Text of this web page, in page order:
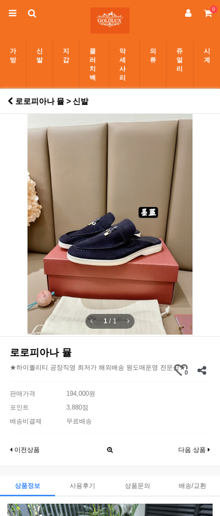
0
가
방
신
발
지
갑
클
러
치
백
악
세
사
리
의
류
쥬
얼
리
시
계
로로피아나 뮬 > 신발
1/ 1
로로피아나 뮬
★하이퀄리티 공장직영 최저가 해외배송 원도매운영 전문샵★
0
판매가격
194,000원
포인트
3,880점
배송비결제
무료배송
이전상품 다음 상품
상품정보 사용후기 상품문의 배송/교환